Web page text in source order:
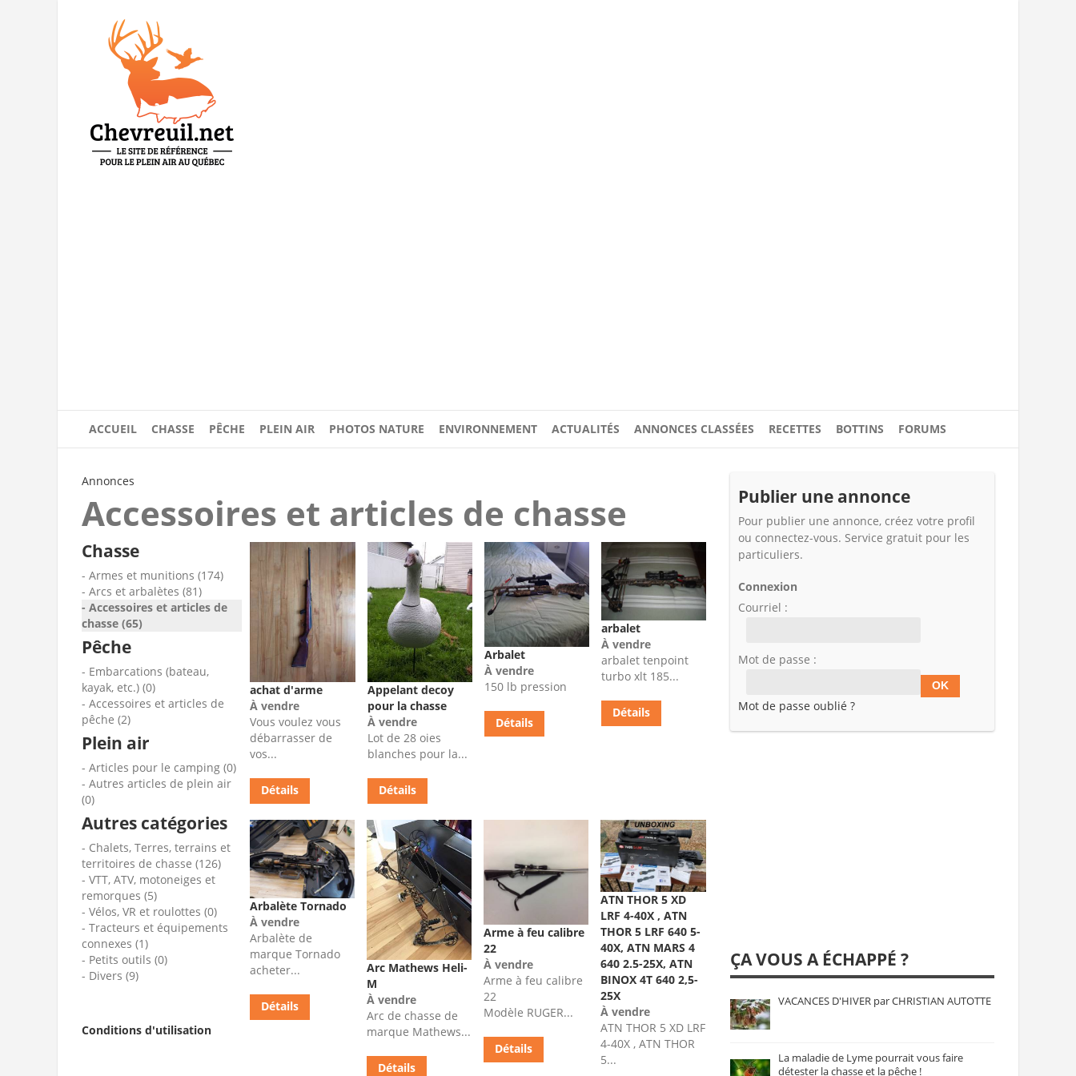
ACCUEIL CHASSE PÊCHE PLEIN AIR PHOTOS NATURE ENVIRONNEMENT ACTUALITÉS ANNONCES CLASSÉES RECETTES BOTTINS FORUMS
Annonces
Accessoires et articles de chasse
Chasse
Armes et munitions (174)
Arcs et arbalètes (81)
Accessoires et articles de
chasse (65)
Pêche
Embarcations (bateau,
kayak, etc.) (0)
Accessoires et articles de
pêche (2)
Plein air
Articles pour le camping (0)
Autres articles de plein air
(0)
Autres catégories
Chalets, Terres, terrains et
territoires de chasse (126)
VTT, ATV, motoneiges et
remorques (5)
Vélos, VR et roulottes (0)
Tracteurs et équipements
connexes (1)
Petits outils (0)
Divers (9)
Conditions d'utilisation
achat d'arme
À vendre
Vous voulez vous
débarrasser de
vos...
Détails
Appelant decoy
pour la chasse
À vendre
Lot de 28 oies
blanches pour la...
Détails
Arbalet
À vendre
150 lb pression
Détails
arbalet
À vendre
arbalet tenpoint
turbo xlt 185...
Détails
Arbalète Tornado
À vendre
Arbalète de
marque Tornado
acheter...
Détails
Arc Mathews Heli-
M
À vendre
Arc de chasse de
marque Mathews...
Détails
Arme à feu calibre
22
À vendre
Arme à feu calibre
22
Modèle RUGER...
Détails
ATN THOR 5 XD
LRF 4-40X , ATN
THOR 5 LRF 640 5-
40X, ATN MARS 4
640 2.5-25X, ATN
BINOX 4T 640 2,5-
25X
À vendre
ATN THOR 5 XD LRF
4-40X , ATN THOR
5...
Publier une annonce
Pour publier une annonce, créez votre profil
ou connectez-vous. Service gratuit pour les
particuliers.
Connexion
Courriel :
Mot de passe :
Mot de passe oublié ?
ÇA VOUS A ÉCHAPPÉ ?
VACANCES D'HIVER par CHRISTIAN AUTOTTE
La maladie de Lyme pourrait vous faire
détester la chasse et la pêche !